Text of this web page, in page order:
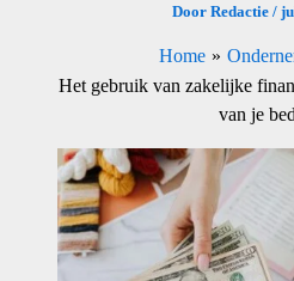
Door Redactie /
Home
Het gebruik van zakelijke
van je